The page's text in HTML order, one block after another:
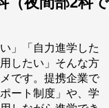
」「自力進学した
したい」そんな方
です。提携企業で
ート制度」や、学